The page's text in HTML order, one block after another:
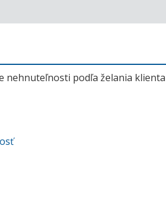
nehnuteľnosti podľa želania